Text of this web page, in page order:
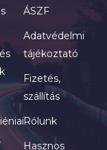
ÁSZF
Adatvédelmi
tájékoztató
Fizetés,
szállítás
Rólunk
Hasznos